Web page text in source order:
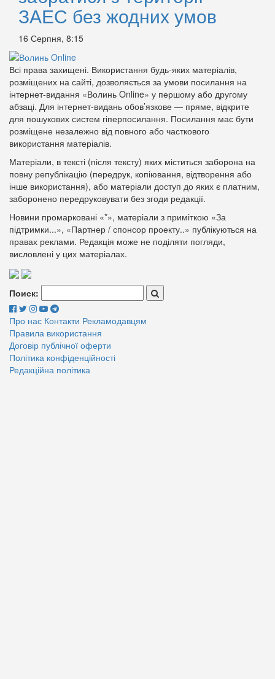
ЗАЕС без жодних умов
16 Серпня, 8:15
Всі права захищені. Використання будь-яких матеріалів,
розміщених на сайті, дозволяється за умови посилання на
інтернет-видання «Волинь Online» у першому або другому
абзаці. Для інтернет-видань обов’язкове — пряме, відкрите
для пошукових систем гіперпосилання. Посилання має бути
розміщене незалежно від повного або часткового
використання матеріалів.
Матеріали, в тексті (після тексту) яких міститься заборона на
повну републікацію (передрук, копіювання, відтворення або
інше використання), або матеріали доступ до яких є платним,
заборонено передруковувати без згоди редакції.
Новини промарковані «*», матеріали з приміткою «За
підтримки...», «Партнер / спонсор проекту..» публікуються на
правах реклами. Редакція може не поділяти погляди,
висловлені у цих матеріалах.
Поиск:
Про нас Контакти Рекламодавцям
Правила використання
Договір публічної оферти
Політика конфіденційності
Редакційна політика